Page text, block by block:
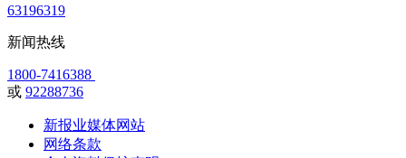
63196319
新闻热线
1800-7416388
或 92288736
新报业媒体网站
网络条款